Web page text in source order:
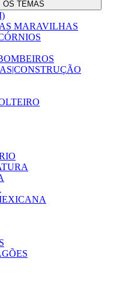
OS TEMAS
MARAVILHAS